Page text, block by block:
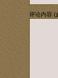
评论内容 (